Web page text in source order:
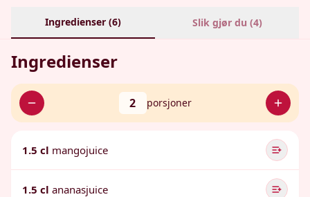
Ingredienser (6) Slik gjør du (4)
Ingredienser
2 porsjoner
1.5 cl mangojuice
1.5 cl ananasjuice